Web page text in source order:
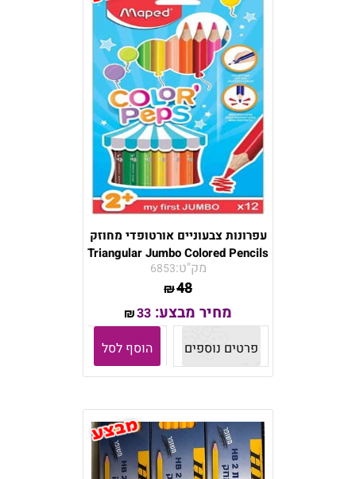
עפרונות צבעוניים אורטופדי מחוזק
Triangular Jumbo Colored Pencils
מק"ט:6853
₪48
מחיר מבצע: ₪33
פרטים נוספים
הוסף לסל